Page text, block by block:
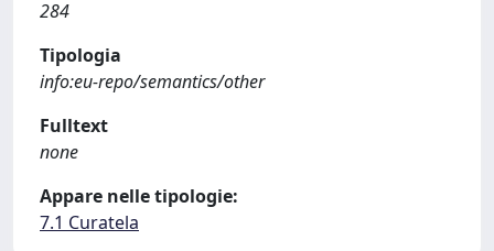
284
Tipologia
info:eu-repo/semantics/other
Fulltext
none
Appare nelle tipologie:
7.1 Curatela